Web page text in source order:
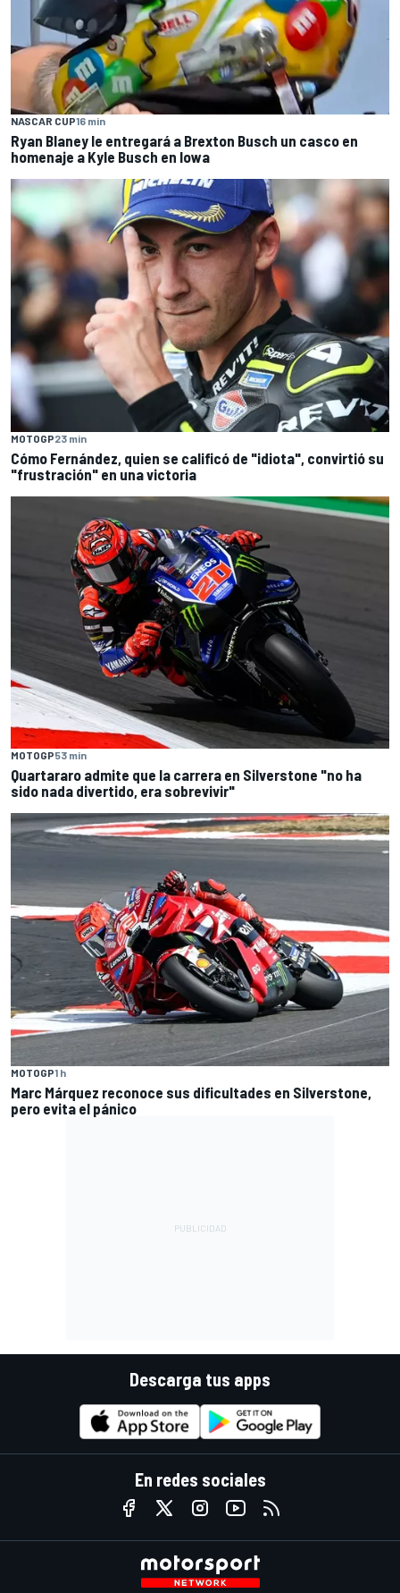
NASCAR CUP16 min
Ryan Blaney le entregará a Brexton Busch un casco en
homenaje a Kyle Busch en Iowa
MOTOGP23 min
Cómo Fernández, quien se calificó de "idiota", convirtió su
"frustración" en una victoria
MOTOGP53 min
Quartararo admite que la carrera en Silverstone "no ha
sido nada divertido, era sobrevivir"
MOTOGP1 h
Marc Márquez reconoce sus dificultades en Silverstone,
pero evita el pánico
Descarga tus apps
En redes sociales